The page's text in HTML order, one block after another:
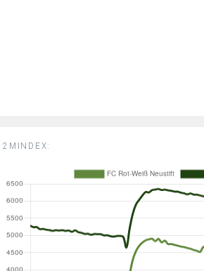
2MINDEX: